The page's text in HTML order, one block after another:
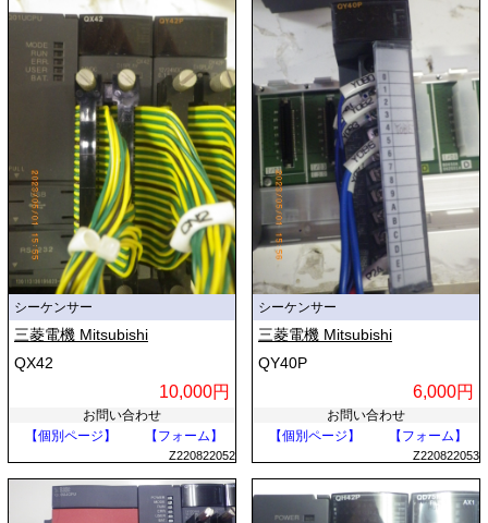
シーケンサー
三菱電機 Mitsubishi
QX42
10,000円
お問い合わせ
【個別ページ】
【フォーム】
Z220822052
シーケンサー
三菱電機 Mitsubishi
QY40P
6,000円
お問い合わせ
【個別ページ】
【フォーム】
Z220822053